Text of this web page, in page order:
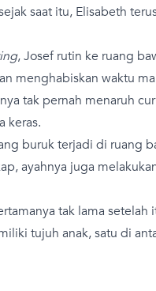
saat itu, Elisabeth
, Josef rutin ke ruang
menghabiskan waktu
tak pernah menaruh
keras.
buruk terjadi di ruang
ayahnya juga
tak lama setelah
tujuh anak, satu di